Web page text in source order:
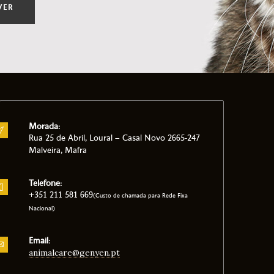
Morada:
Rua 25 de Abril, Loural – Casal Novo 2665-247
Malveira, Mafra
Telefone:
+351 211 581 669(Custo de chamada para Rede Fixa
Nacional)
Email:
animalcare@genyen.pt